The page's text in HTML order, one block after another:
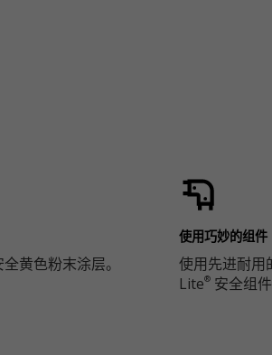
黄色粉末涂层。
使用巧妙的组件
使用先进耐用
Lite® 安全组件